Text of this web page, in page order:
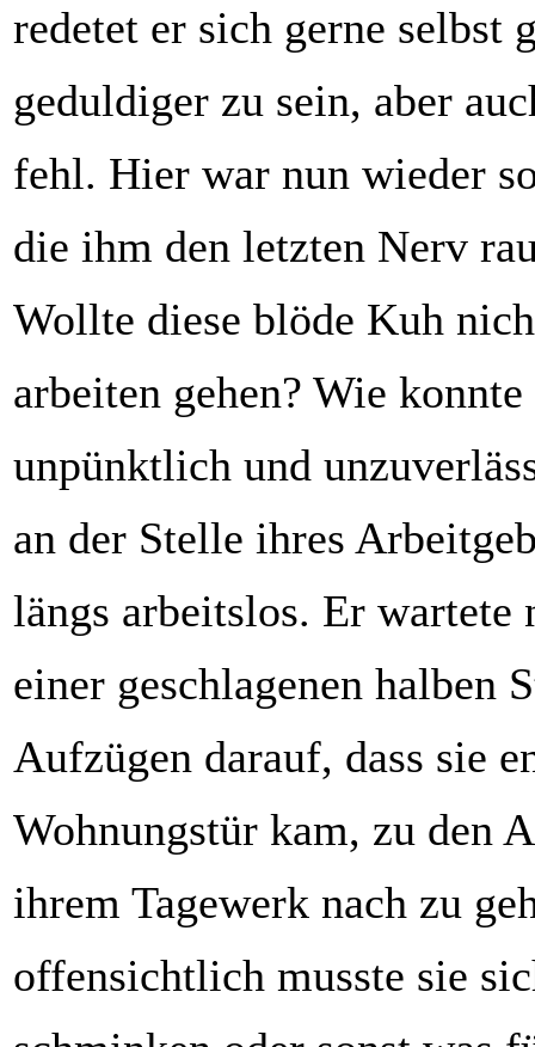
redetet er sich gerne selbst
geduldiger zu sein, aber
fehl. Hier war nun wieder
die ihm den letzten Nerv
Wollte diese blöde Kuh
arbeiten gehen? Wie
unpünktlich und
an der Stelle ihres
längs arbeitslos. Er wartete
einer geschlagenen halben
Aufzügen darauf, dass sie
Wohnungstür kam, zu den
ihrem Tagewerk nach zu
offensichtlich musste sie